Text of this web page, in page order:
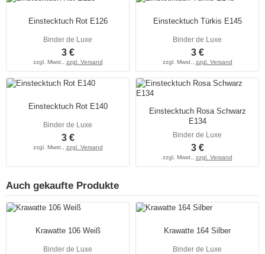
Einstecktuch Rot E126
Binder de Luxe
3 €
zzgl. Mwst., zzgl. Versand
Einstecktuch Türkis E145
Binder de Luxe
3 €
zzgl. Mwst., zzgl. Versand
Einstecktuch Rot E140
Binder de Luxe
3 €
zzgl. Mwst., zzgl. Versand
Einstecktuch Rosa Schwarz
E134
Binder de Luxe
3 €
zzgl. Mwst., zzgl. Versand
Auch gekaufte Produkte
Krawatte 106 Weiß
Binder de Luxe
Krawatte 164 Silber
Binder de Luxe